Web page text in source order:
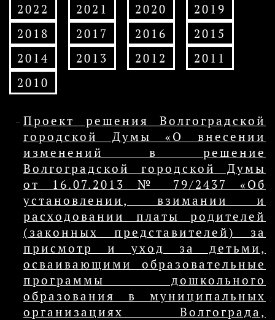
2022
2021 2020
2019
2018
2017 2016
2015
2014
2013 2012
2011
2010
Проект решения Волгоградской
городской Думы «О внесении
изменений в решение
Волгоградской городской Думы
от 16.07.2013 № 79/2437 «Об
установлении, взимании и
расходовании платы родителей
(законных представителей) за
присмотр и уход за детьми,
осваивающими образовательные
программы дошкольного
образования в муниципальных
организациях Волгограда,